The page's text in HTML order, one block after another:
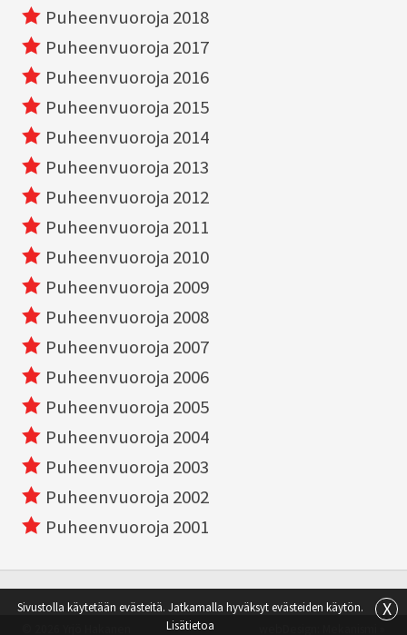
Puheenvuoroja 2018
Puheenvuoroja 2017
Puheenvuoroja 2016
Puheenvuoroja 2015
Puheenvuoroja 2014
Puheenvuoroja 2013
Puheenvuoroja 2012
Puheenvuoroja 2011
Puheenvuoroja 2010
Puheenvuoroja 2009
Puheenvuoroja 2008
Puheenvuoroja 2007
Puheenvuoroja 2006
Puheenvuoroja 2005
Puheenvuoroja 2004
Puheenvuoroja 2003
Puheenvuoroja 2002
Puheenvuoroja 2001
Sivustolla käytetään evästeitä. Jatkamalla hyväksyt evästeiden käytön.
Lisätietoa
X